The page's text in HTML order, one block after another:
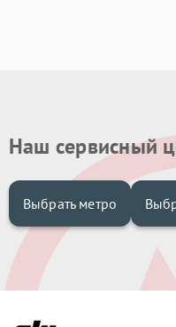
Наш сервисный
Выбрать метро